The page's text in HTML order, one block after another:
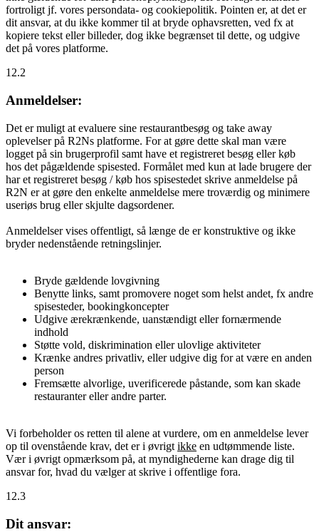
fortroligt jf. vores persondata- og cookiepolitik. Pointen er, at det er
dit ansvar, at du ikke kommer til at bryde ophavsretten, ved fx at
kopiere tekst eller billeder, dog ikke begrænset til dette, og udgive
det på vores platforme.
12.2
Anmeldelser:
Det er muligt at evaluere sine restaurantbesøg og take away
oplevelser på R2Ns platforme. For at gøre dette skal man være
logget på sin brugerprofil samt have et registreret besøg eller køb
hos det pågældende spisested. Formålet med kun at lade brugere der
har et registreret besøg / køb hos spisestedet skrive anmeldelse på
R2N er at gøre den enkelte anmeldelse mere troværdig og minimere
useriøs brug eller skjulte dagsordener.
Anmeldelser vises offentligt, så længe de er konstruktive og ikke
bryder nedenstående retningslinjer.
Bryde gældende lovgivning
Benytte links, samt promovere noget som helst andet, fx andre
spisesteder, bookingkoncepter
Udgive ærekrænkende, uanstændigt eller fornærmende
indhold
Støtte vold, diskrimination eller ulovlige aktiviteter
Krænke andres privatliv, eller udgive dig for at være en anden
person
Fremsætte alvorlige, uverificerede påstande, som kan skade
restauranter eller andre parter.
Vi forbeholder os retten til alene at vurdere, om en anmeldelse lever
op til ovenstående krav, det er i øvrigt ikke en udtømmende liste.
Vær i øvrigt opmærksom på, at myndighederne kan drage dig til
ansvar for, hvad du vælger at skrive i offentlige fora.
12.3
Dit ansvar: